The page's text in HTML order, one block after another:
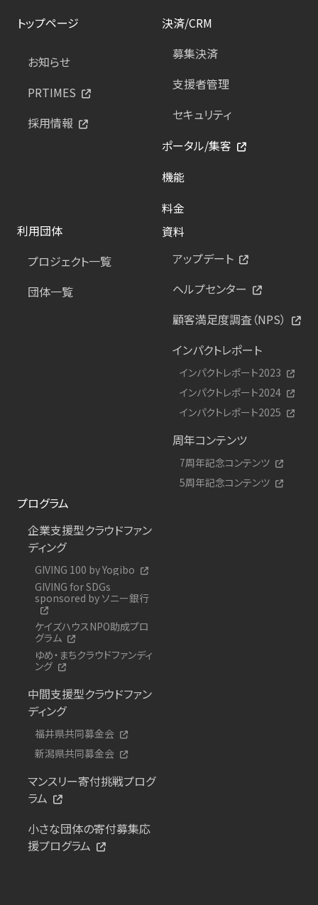
トップページ
お知らせ
PRTIMES
採用情報
決済/CRM
募集決済
支援者管理
セキュリティ
ポータル/集客
機能
料金
利用団体
プロジェクト一覧
団体一覧
資料
アップデート
ヘルプセンター
顧客満足度調査（NPS）
インパクトレポート
インパクトレポート2023
インパクトレポート2024
インパクトレポート2025
周年コンテンツ
7周年記念コンテンツ
5周年記念コンテンツ
プログラム
企業支援型クラウドファン
ディング
GIVING 100 by Yogibo
GIVING for SDGs
sponsored by ソニー銀行
ケイズハウスNPO助成プロ
グラム
ゆめ・まちクラウドファンディ
ング
中間支援型クラウドファン
ディング
福井県共同募金会
新潟県共同募金会
マンスリー寄付挑戦プログ
ラム
小さな団体の寄付募集応
援プログラム